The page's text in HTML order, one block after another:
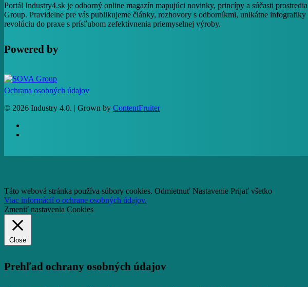
Portál Industry4.sk je odborný online magazín mapujúci novinky, princípy a súčasti
Group. Pravidelne pre vás publikujeme články, rozhovory s odborníkmi, unikátne
revolúciu do praxe s prísľubom zefektívnenia priemyselnej výroby.
Powered by
Ochrana osobných údajov
© 2026 Industry 4.0. | Grown by ContentFruiter
Táto webová stránka používa súbory cookies. Odmietnuť Nastavenie Prijať všetko
Viac informácií o ochrane osobných údajov.
Zmeniť nastavenia Cookies
Close
Prehľad ochrany osobných údajov